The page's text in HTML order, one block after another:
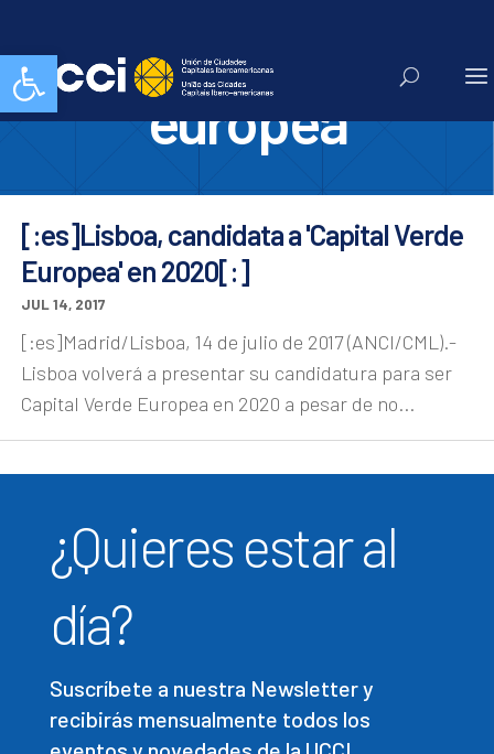
Abrir barra de herramientas
capital verde
europea
[:es]Lisboa, candidata a 'Capital Verde
Europea' en 2020[:]
JUL 14, 2017
[:es]Madrid/Lisboa, 14 de julio de 2017 (ANCI/CML).-
Lisboa volverá a presentar su candidatura para ser
Capital Verde Europea en 2020 a pesar de no...
¿Quieres estar al
día?
Suscríbete a nuestra Newsletter y
recibirás mensualmente todos los